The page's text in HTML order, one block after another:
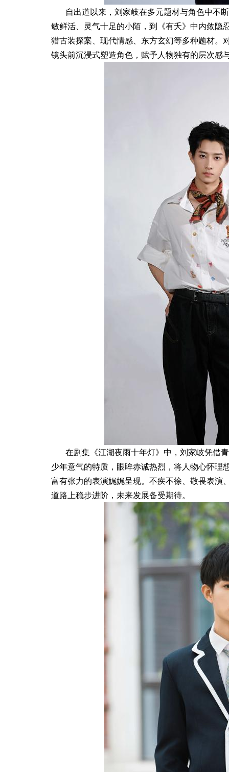
自出道以来，刘家岐在多元题材与角色中不
敏鲜活、灵气十足的小陌，到《有夭》中内敛隐
猎古装探案、现代情感、东方玄幻等多种题材。
镜头前沉浸式塑造角色，赋予人物独有的层次感
在剧集《江湖夜雨十年灯》中，刘家岐凭借
少年意气的特质，眼眸赤诚热烈，将人物心怀理
富有张力的表演娓娓呈现。不疾不徐、敬畏表演
道路上稳步进阶，未来发展备受期待。